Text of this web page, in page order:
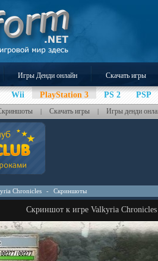
Игры Денди онлайн Скачать игры
Wii PlayStation 3 PS 2 PSP
| Скачать игры | Игры денди
Chronicles - Скриншоты
Скриншот к игре Valkyria